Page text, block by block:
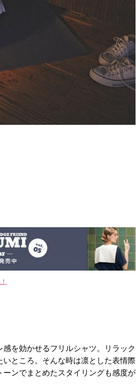
を効かせるフリルシャツ。リラック
ところ。そんな時は凛とした表情際
ンでまとめたスタイリングも感度が